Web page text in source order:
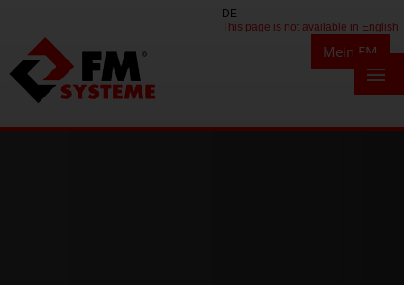
DE
This page is not available in English
Mein FM